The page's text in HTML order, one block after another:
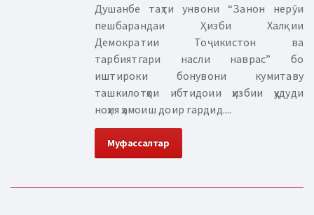
Душанбе таҳти унвони “Занон нерӯи
пешбарандаи Ҳизби Халқии
Демократии Тоҷикистон ва
тарбиятгари насли наврас” бо
иштироки бонувони кумитаву
ташкилотҳои ибтидоии ҳизбии ҳудуди
ноҳия ҳамоиш доир гардид....
Муфассалтар